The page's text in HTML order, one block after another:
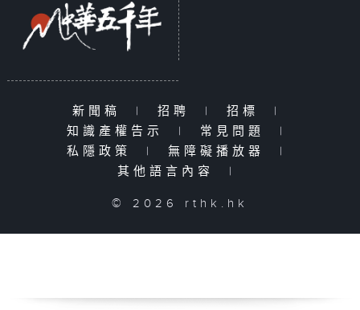
新聞稿 | 招聘 | 招標
|
知識產權告示
| 常見問題
|
私隱政策
| 無障礙播放器
|
其他語言內容
|
© 2026 rthk.hk